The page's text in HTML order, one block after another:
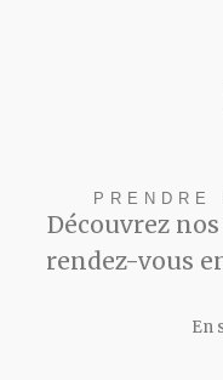
PRENDRE
Découvrez
rendez-vous
En